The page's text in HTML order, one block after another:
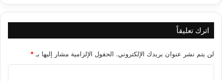
اترك تعليقاً
لن يتم نشر عنوان بريدك الإلكتروني. الحقول الإلزامية مشار إليها بـ *